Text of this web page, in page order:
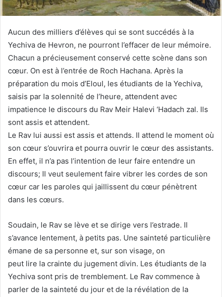
Aucun des milliers d’élèves qui se sont succédés à la
Yechiva de Hevron, ne pourront l’effacer de leur mémoire.
Chacun a précieusement conservé cette scène dans son
cœur. On est à l’entrée de Roch Hachana. Après la
préparation du mois d’Eloul, les étudiants de la Yechiva,
saisis par la solennité de l’heure, attendent avec
impatience le discours du Rav Meir Halevi ‘Hadach zal. Ils
sont assis et attendent.
Le Rav lui aussi est assis et attends. Il attend le moment où
son cœur s’ouvrira et pourra ouvrir le cœur des assistants.
En effet, il n’a pas l’intention de leur faire entendre un
discours; Il veut seulement faire vibrer les cordes de son
cœur car les paroles qui jaillissent du cœur pénètrent
dans les cœurs.
Soudain, le Rav se lève et se dirige vers l’estrade. Il
s’avance lentement, à petits pas. Une sainteté particulière
émane de sa personne et, sur son visage, on
peut lire la crainte du jugement divin. Les étudiants de la
Yechiva sont pris de tremblement. Le Rav commence à
parler de la sainteté du jour et de la révélation de la